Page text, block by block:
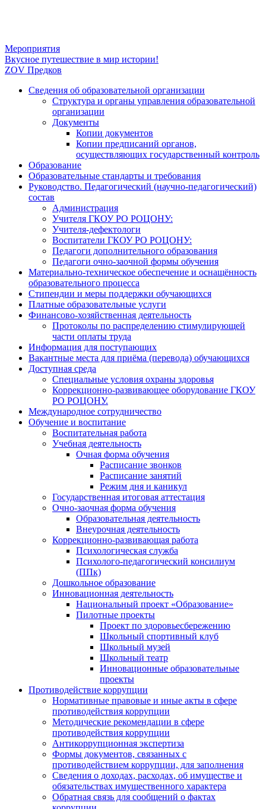
Мероприятия
Навигация
по
записям
Вкусное путешествие в мир истории!
ZOV Предков
Сведения об образовательной организации
Структура и органы управления образовательной
организации
Документы
Копии документов
Копии предписаний органов,
осуществляющих государственный контроль
Образование
Образовательные стандарты и требования
Руководство. Педагогический (научно-педагогический)
состав
Администрация
Учителя ГКОУ РО РОЦОНУ:
Учителя-дефектологи
Воспитатели ГКОУ РО РОЦОНУ:
Педагоги дополнительного образования
Педагоги очно-заочной формы обучения
Материально-техническое обеспечение и оснащённость
образовательного процесса
Стипендии и меры поддержки обучающихся
Платные образовательные услуги
Финансово-хозяйственная деятельность
Протоколы по распределению стимулирующей
части оплаты труда
Информация для поступающих
Вакантные места для приёма (перевода) обучающихся
Доступная среда
Специальные условия охраны здоровья
Коррекционно-развивающее оборудование ГКОУ
РО РОЦОНУ.
Международное сотрудничество
Обучение и воспитание
Воспитательная работа
Учебная деятельность
Очная форма обучения
Расписание звонков
Расписание занятий
Режим дня и каникул
Государственная итоговая аттестация
Очно-заочная форма обучения
Образовательная деятельность
Внеурочная деятельность
Коррекционно-развивающая работа
Психологическая служба
Психолого-педагогический консилиум
(ППк)
Дошкольное образование
Инновационная деятельность
Национальный проект «Образование»
Пилотные проекты
Проект по здоровьесбережению
Школьный спортивный клуб
Школьный музей
Школьный театр
Инновационные образовательные
проекты
Противодействие коррупции
Нормативные правовые и иные акты в сфере
противодействия коррупции
Методические рекомендации в сфере
противодействия коррупции
Антикоррупционная экспертиза
Формы документов, связанных с
противодействием коррупции, для заполнения
Сведения о доходах, расходах, об имуществе и
обязательствах имущественного характера
Обратная связь для сообщений о фактах